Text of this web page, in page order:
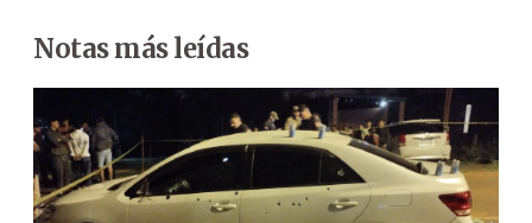
Notas más leídas